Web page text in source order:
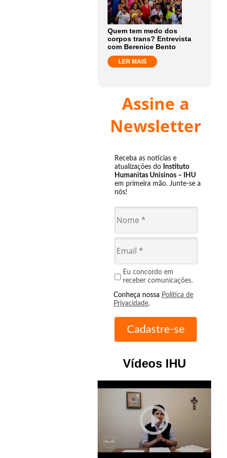
Quem tem medo dos
corpos trans? Entrevista
com Berenice Bento
LER MAIS
Assine a
Newsletter
Receba as notícias e
atualizações do Instituto
Humanitas Unisinos – IHU
em primeira mão. Junte-se a
nós!
Eu concordo em
receber comunicações.
Conheça nossa Política de
Privacidade.
Vídeos IHU
play_circle_outline